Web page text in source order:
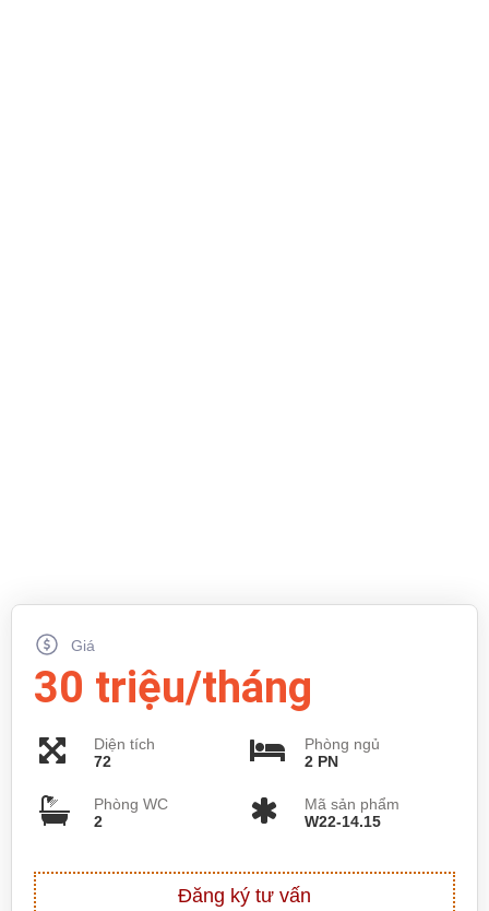
Giá
30 triệu/tháng
Diện tích
72
Phòng ngủ
2 PN
Phòng WC
2
Mã sản phẩm
W22-14.15
Đăng ký tư vấn